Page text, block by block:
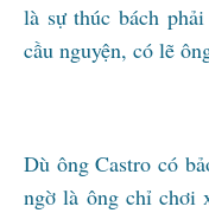
là sự thúc bách
cầu nguyện, có lẽ
Dù ông Castro có
ngờ là ông chỉ chơi